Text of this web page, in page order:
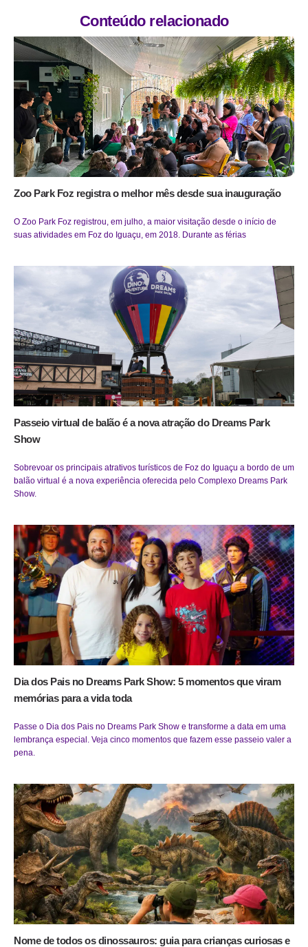
Conteúdo relacionado
Zoo Park Foz registra o melhor mês desde sua inauguração
O Zoo Park Foz registrou, em julho, a maior visitação desde o início de
suas atividades em Foz do Iguaçu, em 2018. Durante as férias
Passeio virtual de balão é a nova atração do Dreams Park
Show
Sobrevoar os principais atrativos turísticos de Foz do Iguaçu a bordo de um
balão virtual é a nova experiência oferecida pelo Complexo Dreams Park
Show.
Dia dos Pais no Dreams Park Show: 5 momentos que viram
memórias para a vida toda
Passe o Dia dos Pais no Dreams Park Show e transforme a data em uma
lembrança especial. Veja cinco momentos que fazem esse passeio valer a
pena.
Nome de todos os dinossauros: guia para crianças curiosas e